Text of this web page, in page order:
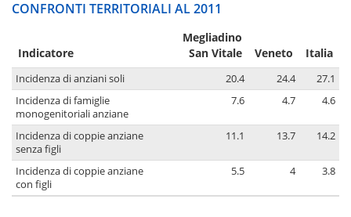
CONFRONTI TERRITORIALI AL 2011
Indicatore
Megliadino
San Vitale
Veneto Italia
Incidenza di anziani soli 20.4 24.4
27.1
Incidenza di famiglie
monogenitoriali anziane
7.6 4.7 4.6
Incidenza di coppie anziane
senza figli
11.1 13.7 14.2
Incidenza di coppie anziane
con figli
5.5 4 3.8